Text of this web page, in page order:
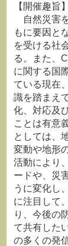
【開催趣旨】
自然災害
もに要因と
を受ける社
る。また、
に関する国
ている現在
識を踏まえ
化、対応及
ことは有意
としては、
変動や地形
活動により
ードや、災
うに変化し
に注目して
り、今後の
て共有した
の多くの発